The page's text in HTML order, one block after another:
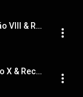
Recomendação VII.2 & Recomendação VIII & Recomendação IX.1 - Um Chamado à Oração
Recomendação IX.2 & Recomendação X & Recomendação XI.1 - Um Chamado à Oração